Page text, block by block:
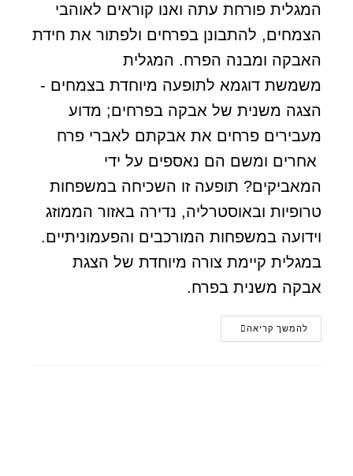
המגלית פורחת עתה ואנו קוראים לאוהבי
הצמחים, להתבונן בפרחים ולפתור את חידת
האבקה ומבנה הפרח. המגלית
משמשת דוגמא לתופעה מיוחדת בצמחים -
הצגה משנית של אבקה בפרחים; מדוע
מעבירים פרחים את אבקתם לאברי פרח
אחרים ומשם הם נאספים על ידי
המאביקים? תופעה זו השכיחה במשפחות
טרופיות ובאוסטרליה, נדירה באזור הממוזג
וידועה במשפחות המורכבים והפעמוניתיים.
במגלית קיימת צורה מיוחדת של הצגת
אבקה משנית בפרח.
להמשך קריאה